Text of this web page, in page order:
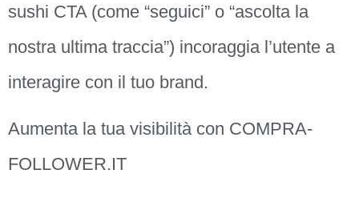
sushi CTA (come “seguici” o “ascolta la
nostra ultima traccia”) incoraggia l’utente a
interagire con il tuo brand.
Aumenta la tua visibilità con COMPRA-
FOLLOWER.IT